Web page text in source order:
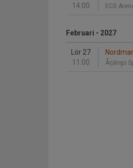
14:00
ECG
Februari - 2027
Lör 27
11:00
Årjängs